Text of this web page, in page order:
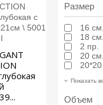
Размер
16 см.
18 см.
2 пр.
20 см.
20*20
Показать
Объем